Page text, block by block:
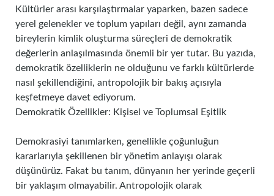
Kültürler arası karşılaştırmalar yaparken, bazen sadece
yerel gelenekler ve toplum yapıları değil, aynı zamanda
bireylerin kimlik oluşturma süreçleri de demokratik
değerlerin anlaşılmasında önemli bir yer tutar. Bu yazıda,
demokratik özelliklerin ne olduğunu ve farklı kültürlerde
nasıl şekillendiğini, antropolojik bir bakış açısıyla
keşfetmeye davet ediyorum.
Demokratik Özellikler: Kişisel ve Toplumsal Eşitlik
Demokrasiyi tanımlarken, genellikle çoğunluğun
kararlarıyla şekillenen bir yönetim anlayışı olarak
düşünürüz. Fakat bu tanım, dünyanın her yerinde geçerli
bir yaklaşım olmayabilir. Antropolojik olarak